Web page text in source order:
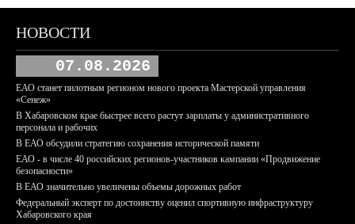
НОВОСТИ
07.08.2026
ЕАО станет пилотным регионом нового проекта Мастерской управления
«Сенеж»
В Хабаровском крае быстрее всего растут зарплаты у административного
персонала и рабочих
В ЕАО обсудили стратегию сохранения исторической памяти
ЕАО - в числе 40 российских регионов-участников кампании «Продвижение
безопасности»
В ЕАО значительно увеличены объемы дорожных работ
Федеральный эксперт по достоинству оценил спортивную инфраструктуру
Хабаровского края